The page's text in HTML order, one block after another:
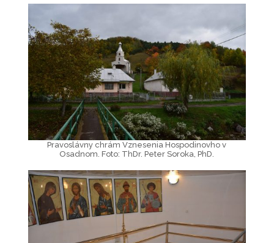
Pravoslávny chrám Vznesenia Hospodinovho v
Osadnom. Foto: ThDr. Peter Soroka, PhD.